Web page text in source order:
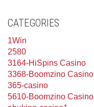
CATEGORIES
1Win
2580
3164-HiSpins Casino
3368-Boomzino Casino
365-casino
5610-Boomzino Casino